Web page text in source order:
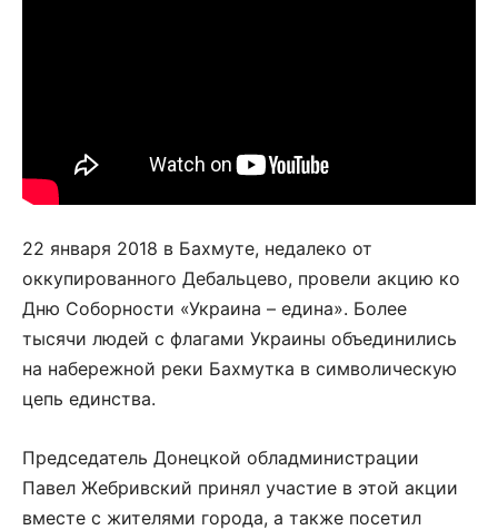
22 января 2018 в Бахмуте, недалеко от
оккупированного Дебальцево, провели акцию ко
Дню Соборности «Украина – едина». Более
тысячи людей с флагами Украины объединились
на набережной реки Бахмутка в символическую
цепь единства.
Председатель Донецкой обладминистрации
Павел Жебривский принял участие в этой акции
вместе с жителями города, а также посетил